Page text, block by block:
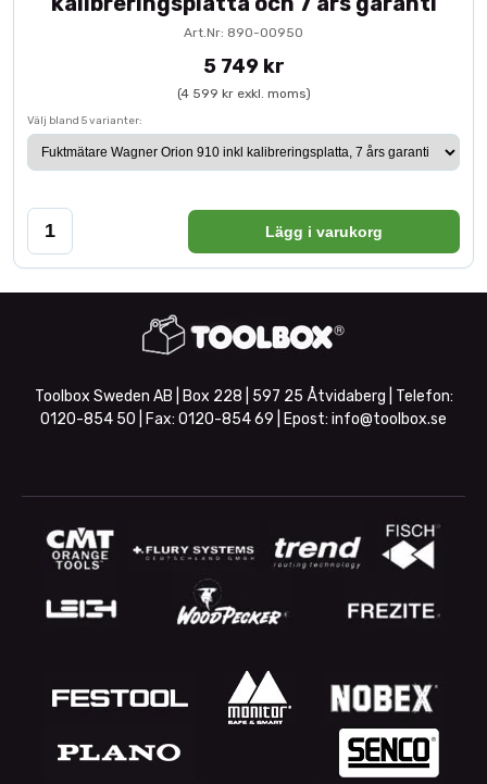
Art.Nr: 890-00950
5 749 kr
(4 599 kr exkl. moms)
Välj bland 5 varianter:
Lägg i varukorg
Toolbox Sweden AB | Box 228 | 597 25 Åtvidaberg | Telefon:
0120-854 50 | Fax: 0120-854 69 | Epost: info@toolbox.se